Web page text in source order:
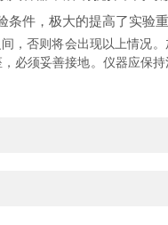
件，极大的提高了实验重
否则将会出现以上情况。
必须妥善接地。仪器应保